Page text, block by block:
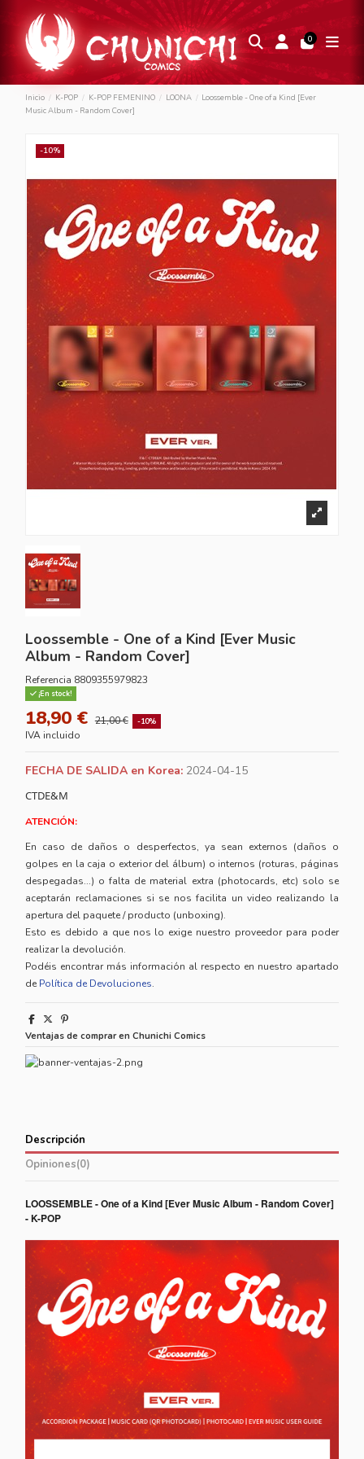
0
Inicio K-POP K-POP FEMENINO LOONA
Loossemble - One of a Kind [Ever
Music Album - Random Cover]
-10%
Loossemble - One of a Kind [Ever Music
Album - Random Cover]
Referencia 8809355979823
¡En stock!
18,90 € 21,00 € -10%
IVA incluido
FECHA DE SALIDA en Korea: 2024-04-15
CTDE&M
ATENCIÓN:
En caso de daños o desperfectos, ya sean externos (daños o
golpes en la caja o exterior del álbum) o internos (roturas, páginas
despegadas...) o falta de material extra (photocards, etc) solo se
aceptarán reclamaciones si se nos facilita un video realizando la
apertura del paquete / producto (unboxing).
Esto es debido a que nos lo exige nuestro proveedor para poder
realizar la devolución.
Podéis encontrar más información al respecto en nuestro apartado
de Política de Devoluciones.
Ventajas de comprar en Chunichi Comics
Descripción
Opiniones(0)
LOOSSEMBLE - One of a Kind [Ever Music Album - Random Cover]
- K-POP